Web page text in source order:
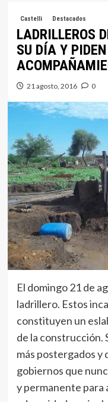
Castelli Destacados
LADRILLEROS
SU DÍA Y
21 agosto, 2016 0
El domingo 21 de
ladrillero. Estos
constituyen un
de la construcción.
más postergados y
gobiernos que
y permanente para